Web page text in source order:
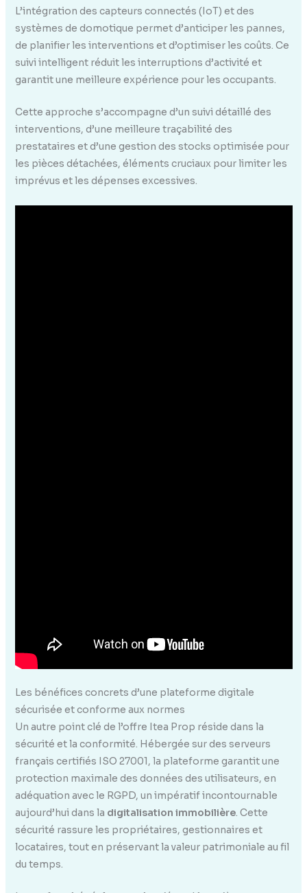
L’intégration des capteurs connectés (IoT) et des
systèmes de domotique permet d’anticiper les pannes,
de planifier les interventions et d’optimiser les coûts. Ce
suivi intelligent réduit les interruptions d’activité et
garantit une meilleure expérience pour les occupants.
Cette approche s’accompagne d’un suivi détaillé des
interventions, d’une meilleure traçabilité des
prestataires et d’une gestion des stocks optimisée pour
les pièces détachées, éléments cruciaux pour limiter les
imprévus et les dépenses excessives.
Les bénéfices concrets d’une plateforme digitale
sécurisée et conforme aux normes
Un autre point clé de l’offre Itea Prop réside dans la
sécurité et la conformité. Hébergée sur des serveurs
français certifiés ISO 27001, la plateforme garantit une
protection maximale des données des utilisateurs, en
adéquation avec le RGPD, un impératif incontournable
aujourd’hui dans la digitalisation immobilière. Cette
sécurité rassure les propriétaires, gestionnaires et
locataires, tout en préservant la valeur patrimoniale au fil
du temps.